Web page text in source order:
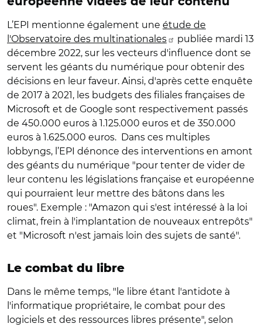
L’EPI mentionne également une étude de
l'Observatoire des multinationales
publiée mardi 13
décembre 2022, sur les vecteurs d'influence dont se
servent les géants du numérique pour obtenir des
décisions en leur faveur. Ainsi, d'après cette enquête
de 2017 à 2021, les budgets des filiales françaises de
Microsoft et de Google sont respectivement passés
de 450.000 euros à 1.125.000 euros et de 350.000
euros à 1.625.000 euros. Dans ces multiples
lobbyngs, l’EPI dénonce des interventions en amont
des géants du numérique "pour tenter de vider de
leur contenu les législations française et européenne
qui pourraient leur mettre des bâtons dans les
roues". Exemple : "Amazon qui s'est intéressé à la loi
climat, frein à l'implantation de nouveaux entrepôts"
et "Microsoft n'est jamais loin des sujets de santé".
Le combat du libre
Dans le même temps, "le libre étant l'antidote à
l'informatique propriétaire, le combat pour des
logiciels et des ressources libres présente", selon